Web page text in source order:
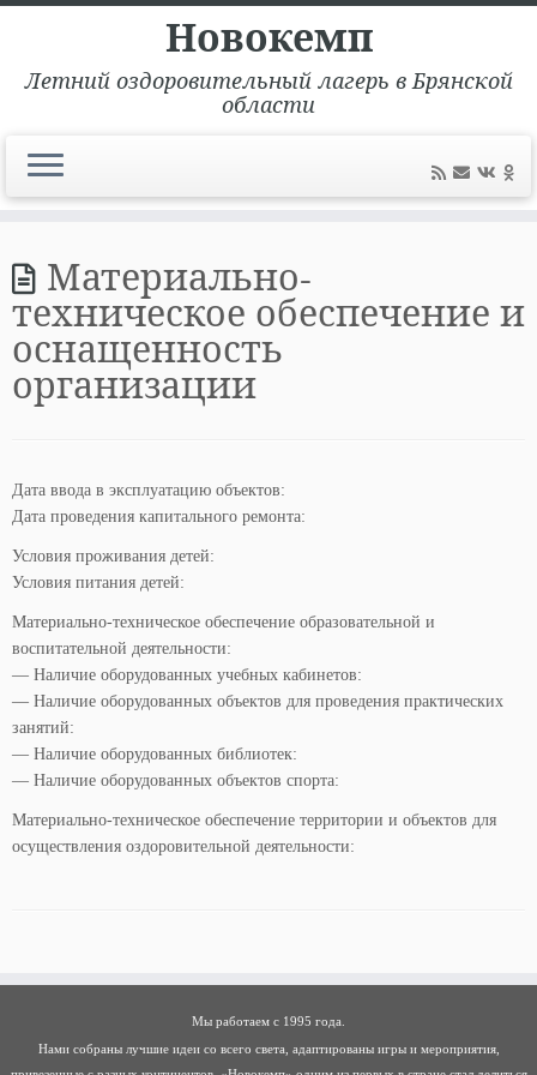
содержимому
Новокемп
Летний оздоровительный лагерь в Брянской
области
Материально-
техническое обеспечение и
оснащенность
организации
Дата ввода в эксплуатацию объектов:
Дата проведения капитального ремонта:
Условия проживания детей:
Условия питания детей:
Материально-техническое обеспечение образовательной и
воспитательной деятельности:
— Наличие оборудованных учебных кабинетов:
— Наличие оборудованных объектов для проведения практических
занятий:
— Наличие оборудованных библиотек:
— Наличие оборудованных объектов спорта:
Материально-техническое обеспечение территории и объектов для
осуществления оздоровительной деятельности:
Мы работаем с 1995 года.
Нами собраны лучшие идеи со всего света, адаптированы игры и мероприятия,